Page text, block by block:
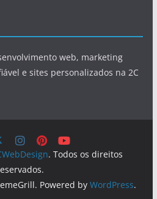
web, marketing
e sites personalizados na 2C
. Todos os direitos
Powered by WordPress.